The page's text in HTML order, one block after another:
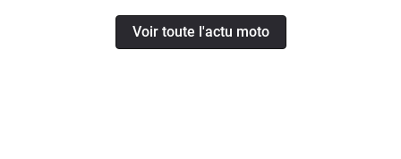
Voir toute l'actu moto